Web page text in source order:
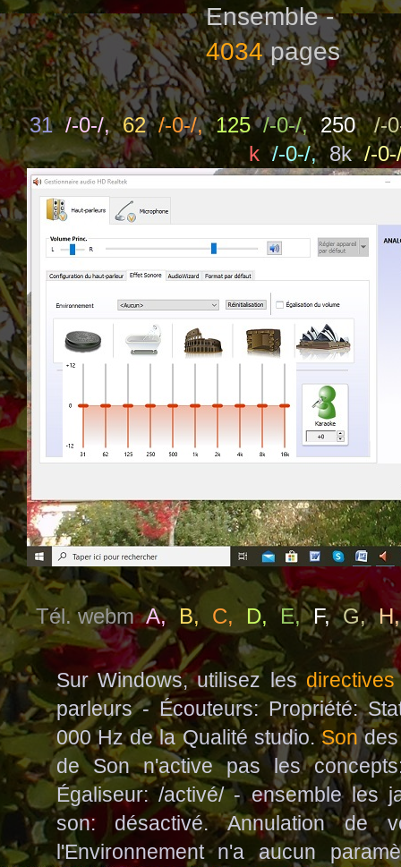
Ensemble -
4034pages
31 /-0-/, 62 /-0-/, 125 /-0-/, 250
/-
k /-0-/, 8k /-
Tél. webmA, B, C, D, E, F, G, H
Sur Windows, utilisez les directives
parleurs - Écouteurs: Propriété:
000 Hz de la Qualité studio.Sondes
de Son n'active pas les
Égaliseur: /activé/ - ensemble les
son: désactivé. Annulation de
l'Environnement n'a aucun